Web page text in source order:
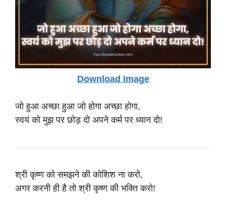
Download Image
जो हुआ अच्छा हुआ जो होगा अच्छा होगा,
स्वयं को मुझ पर छोड़ दो अपने कर्म पर ध्यान दो!
श्री कृष्ण को समझने की कोशिश ना करो,
अगर करनी ही है तो श्री कृष्ण की भक्ति करो!